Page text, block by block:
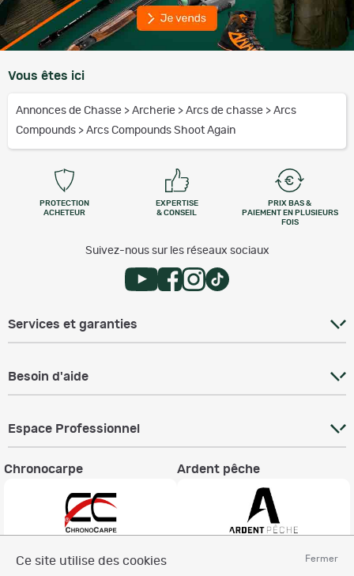
Fermer
Ce site utilise des cookies
Vous êtes ici
Annonces de Chasse > Archerie > Arcs de chasse > Arcs
Compounds > Arcs Compounds Shoot Again
PROTECTION
ACHETEUR
EXPERTISE
& CONSEIL
PRIX BAS &
PAIEMENT EN PLUSIEURS
FOIS
Suivez-nous sur les réseaux sociaux
Services et garanties
Besoin d'aide
Espace Professionnel
Chronocarpe Ardent pêche